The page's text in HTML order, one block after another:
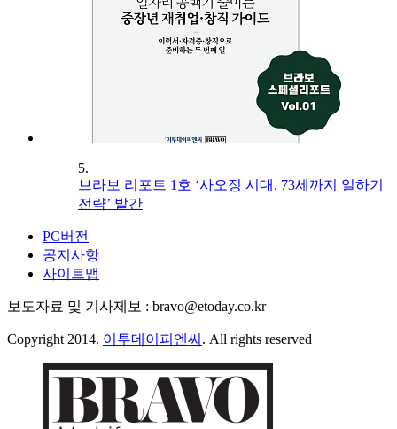
5.
브라보 리포트 1호 ‘사오정 시대, 73세까지 일하기
전략’ 발간
PC버전
공지사항
사이트맵
보도자료 및 기사제보 : bravo@etoday.co.kr
Copyright 2014. 이투데이피엔씨 . All rights reserved